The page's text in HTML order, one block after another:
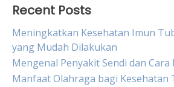
Recent Posts
Meningkatkan Kesehatan Imun
yang Mudah Dilakukan
Mengenal Penyakit Sendi dan Cara
Manfaat Olahraga bagi Kesehatan